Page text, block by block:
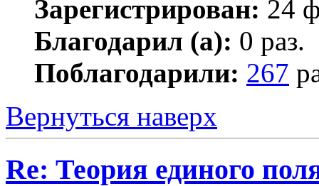
Зарегистрирован: 24
Благодарил (а): 0 раз.
Поблагодарили: 267
Вернуться наверх
Re: Теория единого